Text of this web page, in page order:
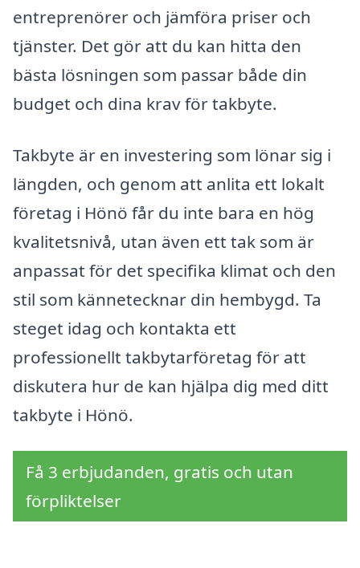
entreprenörer och jämföra priser och
tjänster. Det gör att du kan hitta den
bästa lösningen som passar både din
budget och dina krav för takbyte.
Takbyte är en investering som lönar sig i
längden, och genom att anlita ett lokalt
företag i Hönö får du inte bara en hög
kvalitetsnivå, utan även ett tak som är
anpassat för det specifika klimat och den
stil som kännetecknar din hembygd. Ta
steget idag och kontakta ett
professionellt takbytarföretag för att
diskutera hur de kan hjälpa dig med ditt
takbyte i Hönö.
Få 3 erbjudanden, gratis och utan
förpliktelser